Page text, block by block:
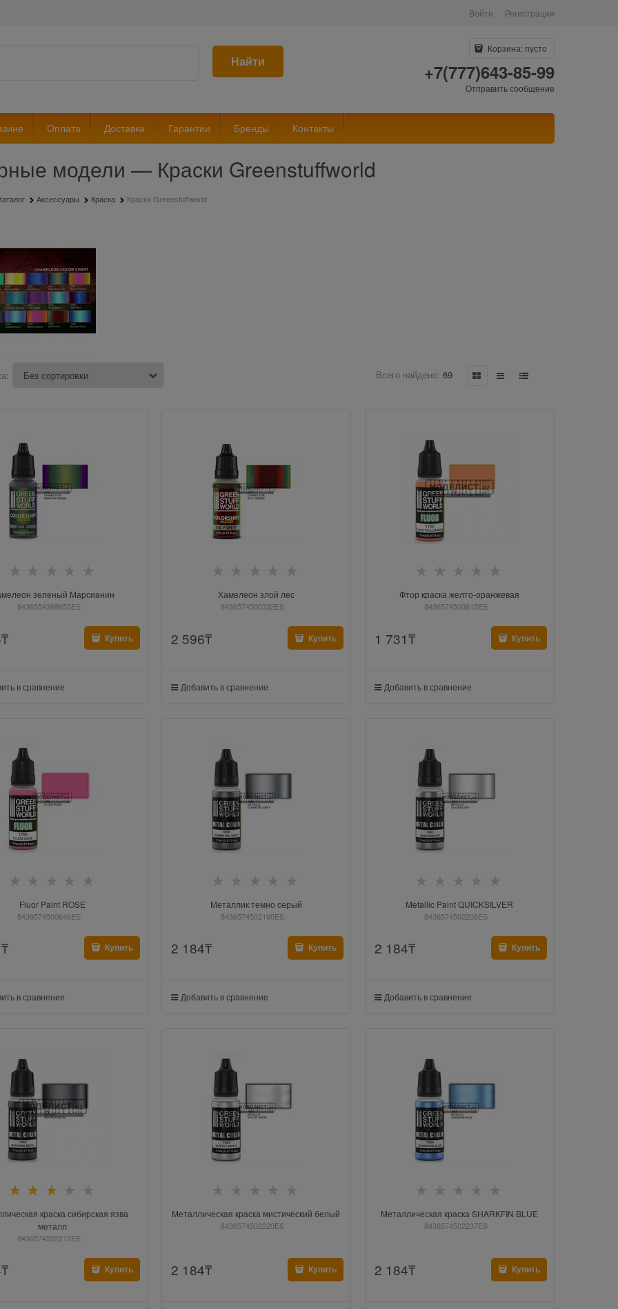
Войти Регистрация
Найти
Корзина: пусто
+7(777)643-85-99
Отправить сообщение
Оплата Доставка Гарантии Бренды Контакты
модели — Краски Greenstuffworld
Аксессуары Краска Краски Greenstuffworld
Всего найдено: 69
зеленый Марсианин
8436554368655ES
₸ Купить
в сравнение
Хамелеон злой лес
8436574500332ES
2 596₸ Купить
Добавить в сравнение
Фтор краска желто-оранжевая
8436574500615ES
1 731₸ Купить
Добавить в сравнение
Fluor Paint ROSE
8436574500646ES
₸ Купить
в сравнение
Металлик темно серый
8436574502190ES
2 184₸ Купить
Добавить в сравнение
Metallic Paint QUICKSILVER
8436574502206ES
2 184₸ Купить
Добавить в сравнение
краска сибирская язва
металл
8436574502213ES
₸ Купить
Металлическая краска мистический белый
8436574502220ES
2 184₸ Купить
Металлическая краска SHARKFIN BLUE
8436574502237ES
2 184₸ Купить